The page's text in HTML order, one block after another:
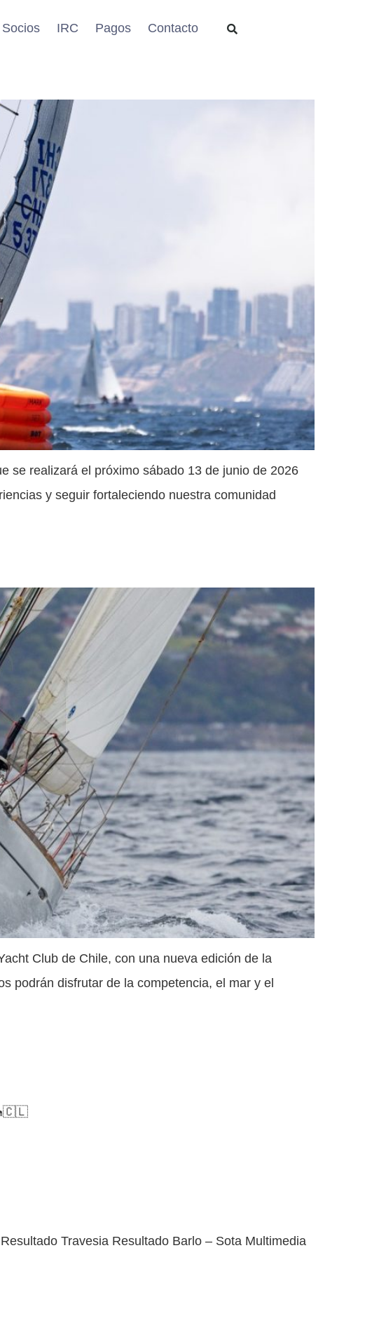
Socios IRC Pagos Contacto
se realizará el próximo sábado 13 de junio de 2026
y seguir fortaleciendo nuestra comunidad
Club de Chile, con una nueva edición de la
podrán disfrutar de la competencia, el mar y el
Travesia Resultado Barlo – Sota Multimedia